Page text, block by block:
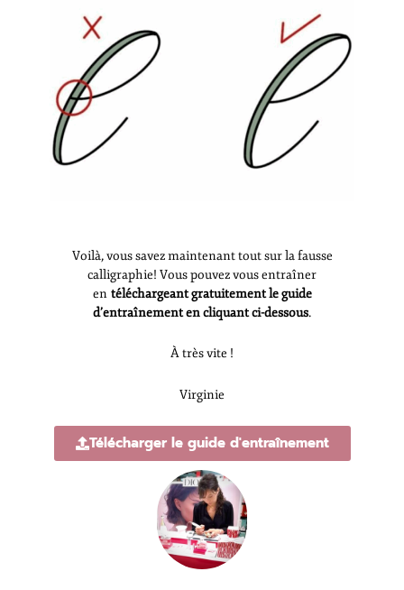
Voilà, vous savez maintenant tout sur la fausse
calligraphie! Vous pouvez vous entraîner
en téléchargeant gratuitement le guide
d’entraînement en cliquant ci-dessous.
À très vite !
Virginie
Télécharger le guide d'entraînement